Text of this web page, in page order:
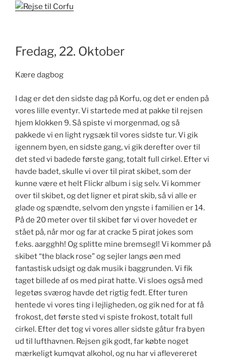
Fredag, 22. Oktober
Kære dagbog
I dag er det den sidste dag på Korfu, og det er enden på
vores lille eventyr. Vi startede med at pakke til rejsen
hjem klokken 9. Så spiste vi morgenmad, og så
pakkede vi en light rygsæk til vores sidste tur. Vi gik
igennem byen, en sidste gang, vi gik derefter over til
det sted vi badede første gang, totalt full cirkel. Efter vi
havde badet, skulle vi over til pirat skibet, som der
kunne være et helt Flickr album i sig selv. Vi kommer
over til skibet, og det ligner et pirat skib, så vi alle er
glade og spændte, selvom den yngste i familien er 14.
På de 20 meter over til skibet før vi over hovedet er
stået på, når mor og far at cracke 5 pirat jokes som
f.eks. aargghh! Og splitte mine bremsegl! Vi kommer på
skibet “the black rose” og sejler langs øen med
fantastisk udsigt og dak musik i baggrunden. Vi fik
taget billede af os med pirat hatte. Vi sloes også med
legetøs sværog havde det rigtig fedt. Efter turen
hentede vi vores ting i lejligheden, og gik ned for at få
frokost, det første sted vi spiste frokost, totalt full
cirkel. Efter det tog vi vores aller sidste gåtur fra byen
ud til lufthavnen. Rejsen gik godt, far købte noget
mærkeligt kumqvat alkohol, og nu har vi aflevereret